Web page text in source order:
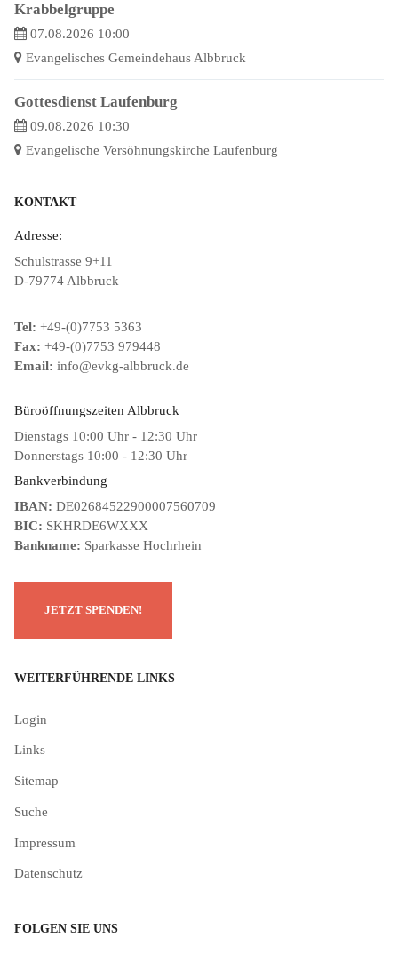
Krabbelgruppe
07.08.2026 10:00
Evangelisches Gemeindehaus Albbruck
Gottesdienst Laufenburg
09.08.2026 10:30
Evangelische Versöhnungskirche Laufenburg
KONTAKT
Adresse:
Schulstrasse 9+11
D-79774 Albbruck
Tel: +49-(0)7753 5363
Fax: +49-(0)7753 979448
Email: info@evkg-albbruck.de
Büroöffnungszeiten Albbruck
Dienstags 10:00 Uhr - 12:30 Uhr
Donnerstags 10:00 - 12:30 Uhr
Bankverbindung
IBAN: DE02684522900007560709
BIC: SKHRDE6WXXX
Bankname: Sparkasse Hochrhein
WEITERFÜHRENDE LINKS
Login
Links
Sitemap
Suche
Impressum
Datenschutz
FOLGEN SIE UNS